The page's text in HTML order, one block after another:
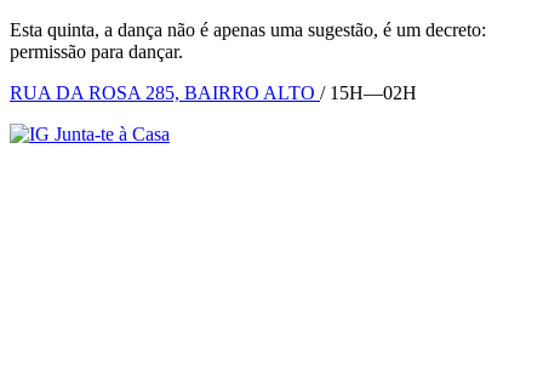
Esta quinta, a dança não é apenas uma sugestão, é um decreto:
permissão para dançar.
RUA DA ROSA 285, BAIRRO ALTO / 15H—02H
Junta-te à Casa